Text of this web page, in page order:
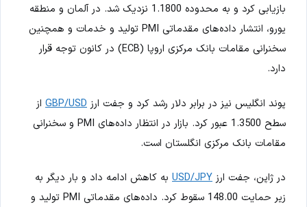
بازیابی کرد و به محدوده 1.1800 نزدیک شد. در آلمان و منطقه
یورو، انتشار داده‌های مقدماتی PMI تولید و خدمات و همچنین
سخنرانی مقامات بانک مرکزی اروپا (ECB) در کانون توجه قرار
دارد.
پوند انگلیس نیز در برابر دلار رشد کرد و جفت ارز GBP/USD از
سطح 1.3500 عبور کرد. بازار در انتظار داده‌های PMI و سخنرانی
مقامات بانک مرکزی انگلستان است.
در ژاپن، جفت ارز USD/JPY به کاهش ادامه داد و بار دیگر به
زیر حمایت 148.00 سقوط کرد. داده‌های مقدماتی PMI تولید و